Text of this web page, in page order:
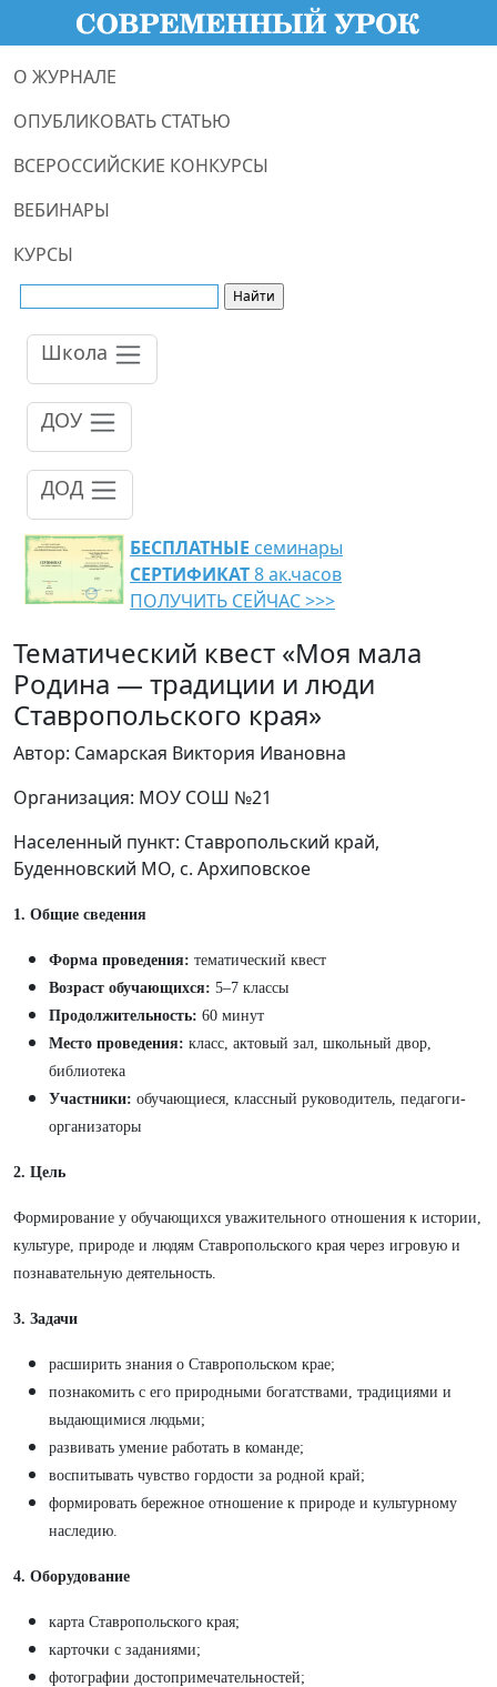
О ЖУРНАЛЕ
ОПУБЛИКОВАТЬ СТАТЬЮ
ВСЕРОССИЙСКИЕ КОНКУРСЫ
ВЕБИНАРЫ
КУРСЫ
Школа
ДОУ
ДОД
БЕСПЛАТНЫЕ семинары
СЕРТИФИКАТ8 ак.часов
ПОЛУЧИТЬ СЕЙЧАС >>>
Тематический квест «Моя мала
Родина — традиции и люди
Ставропольского края»
Автор: Самарская Виктория Ивановна
Организация: МОУ СОШ №21
Населенный пункт: Ставропольский край,
Буденновский МО, с. Архиповское
1. Общие сведения
Форма проведения: тематический квест
Возраст обучающихся: 5–7 классы
Продолжительность: 60 минут
Место проведения: класс, актовый зал, школьный двор,
библиотека
Участники: обучающиеся, классный руководитель, педагоги-
организаторы
2. Цель
Формирование у обучающихся уважительного отношения к истории,
культуре, природе и людям Ставропольского края через игровую и
познавательную деятельность.
3. Задачи
расширить знания о Ставропольском крае;
познакомить с его природными богатствами, традициями и
выдающимися людьми;
развивать умение работать в команде;
воспитывать чувство гордости за родной край;
формировать бережное отношение к природе и культурному
наследию.
4. Оборудование
карта Ставропольского края;
карточки с заданиями;
фотографии достопримечательностей;